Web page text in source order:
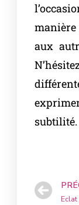
manière
aux
subtilité.